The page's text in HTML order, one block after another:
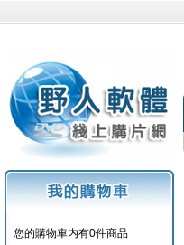
您的購物車内有0件商品